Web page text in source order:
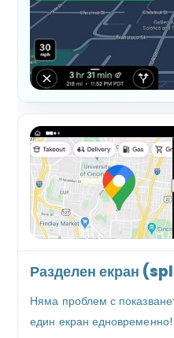
Разделен екран
Няма проблем с
един екран